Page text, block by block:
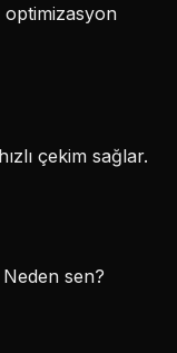
optimizasyon
çekim sağlar.
sen?